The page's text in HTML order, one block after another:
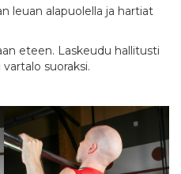
leuan alapuolella ja hartiat
eteen. Laskeudu hallitusti
suoraksi.